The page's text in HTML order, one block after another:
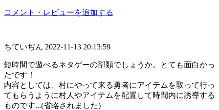
コメント・レビューを追加する
ちていぢん 2022-11-13 20:13:59
短時間で遊べるネタゲーの部類でしょうか。とても面白かっ
たです！
内容としては、村にやって来る勇者にアイテムを取って行っ
てもらうように村人やアイテムを配置して時間内に誘導する
ものです...(省略されました)